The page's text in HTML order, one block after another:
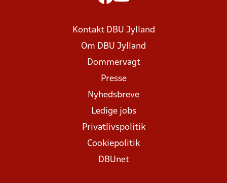
Kontakt DBU Jylland
Om DBU Jylland
Dommervagt
Presse
Nyhedsbreve
Ledige jobs
Privatlivspolitik
Cookiepolitik
DBUnet